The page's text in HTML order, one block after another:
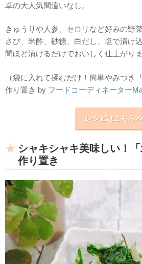
卓の大人気間違いなし。
きゅうりや人参、セロリなど好みの野
さび、米酢、砂糖、白だし、塩で漬け
間ほど漬けるだけでおいしく仕上がりま
（袋に入れて揉むだけ！簡単やみつき
作り置き by フードコーディネーター
レシピはこちら
シャキシャキ美味しい！
作り置き